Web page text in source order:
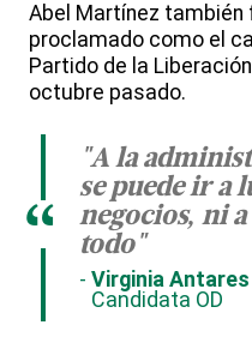
Abel Martínez también
proclamado como el
Partido de la
octubre pasado.
"A la
se puede ir a
negocios, ni
todo"
Virginia Antares
Candidata OD
“